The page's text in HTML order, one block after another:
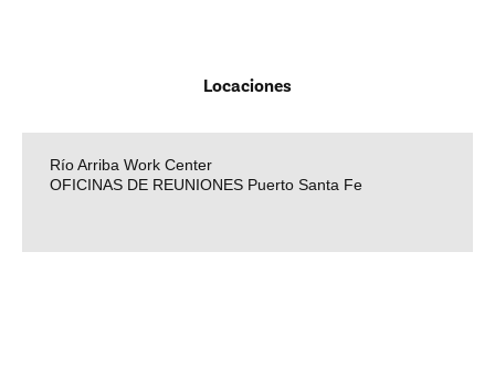
Locaciones
Río Arriba Work Center
OFICINAS DE REUNIONES Puerto Santa Fe